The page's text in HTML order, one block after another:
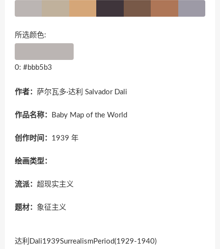
所选颜色:
0: #bbb5b3
作者： 萨尔瓦多·达利 Salvador Dali
作品名称： Baby Map of the World
创作时间： 1939 年
绘画类型：
流派： 超现实主义
题材： 象征主义
达利Dali1939SurrealismPeriod(1929-1940)